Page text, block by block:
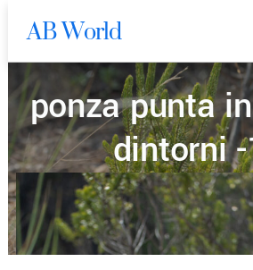
AB World
ponza punta
dintorni